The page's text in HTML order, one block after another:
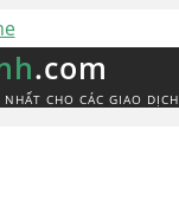
.com
CHO CÁC GIAO DỊCH